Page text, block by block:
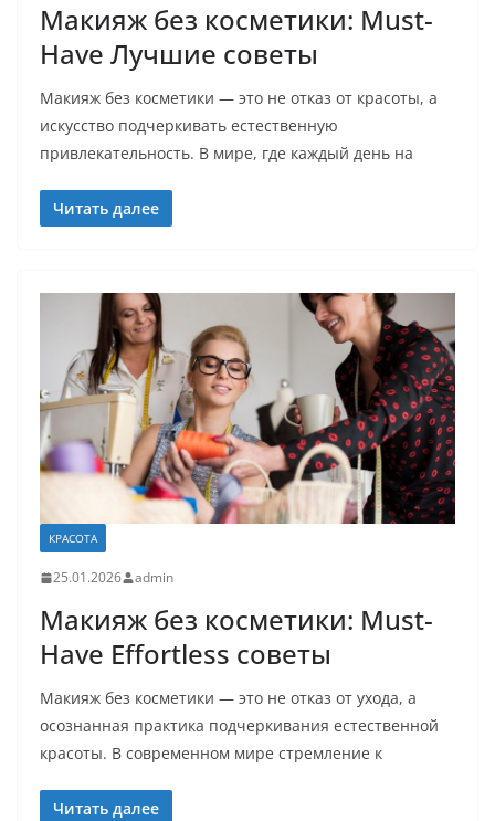
Макияж без косметики: Must-
Have Лучшие советы
Макияж без косметики — это не отказ от красоты, а
искусство подчеркивать естественную
привлекательность. В мире, где каждый день на
Читать далее
КРАСОТА
25.01.2026 admin
Макияж без косметики: Must-
Have Effortless советы
Макияж без косметики — это не отказ от ухода, а
осознанная практика подчеркивания естественной
красоты. В современном мире стремление к
Читать далее